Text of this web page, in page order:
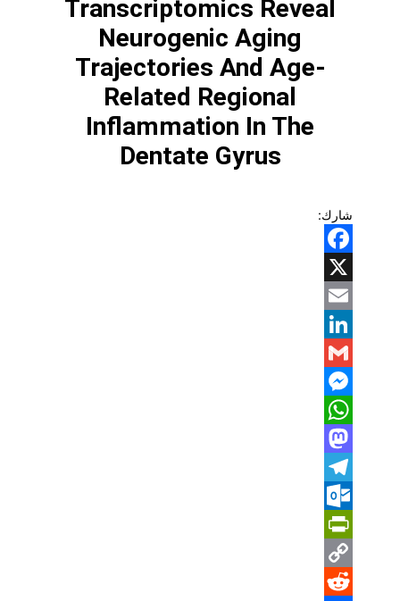
Transcriptomics Reveal
Neurogenic Aging
Trajectories And Age-
Related Regional
Inflammation In The
Dentate Gyrus
شارك:
Facebook
X
Email
LinkedIn
Gmail
Messenger
WhatsApp
Mastodon
Telegram
Outlook.com
PrintFriendly
Copy